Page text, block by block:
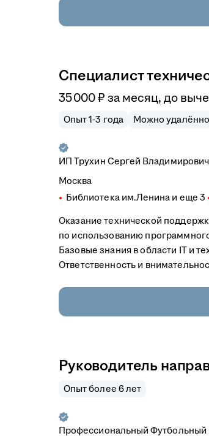
Специалист
35 000₽ за месяц,до
Опыт 1-3 года Можно удалённо
ИПТрухин Сергей Владимирович
Москва
Библиотека им.Ленина и еще 3
Оказание технической
по использованию
Базовые знания в области IT и
Ответственность и
Руководитель
Опыт более 6 лет
Профессиональный